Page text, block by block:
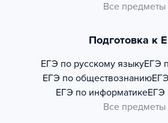
Все предметы
Подготовка к
ЕГЭ по русскому языкуЕГЭ
ЕГЭ по обществознанию
ЕГЭ по информатикеЕГЭ
Все предметы